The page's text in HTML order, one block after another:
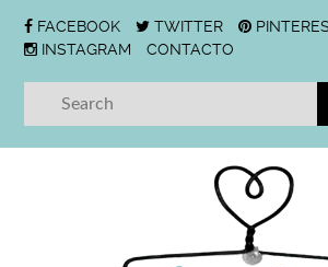
FACEBOOK TWITTER
INSTAGRAM
CONTACTO